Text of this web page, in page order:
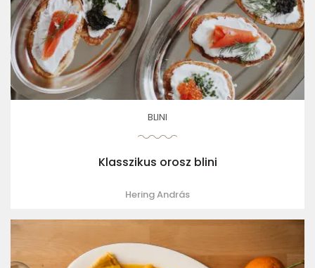
BLINI
Klasszikus orosz blini
Hering András